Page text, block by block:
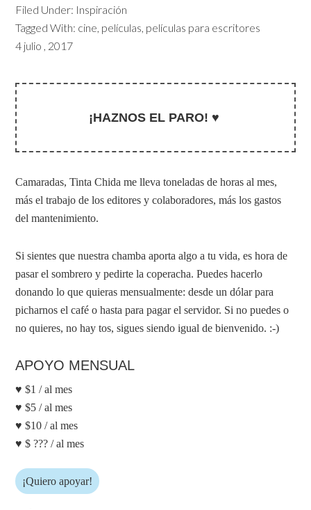
Filed Under: Inspiración
Tagged With: cine, películas, películas para escritores
4 julio , 2017
¡HAZNOS EL PARO! ♥
Camaradas, Tinta Chida me lleva toneladas de horas al mes,
más el trabajo de los editores y colaboradores, más los gastos
del mantenimiento.
Si sientes que nuestra chamba aporta algo a tu vida, es hora de
pasar el sombrero y pedirte la coperacha. Puedes hacerlo
donando lo que quieras mensualmente: desde un dólar para
picharnos el café o hasta para pagar el servidor. Si no puedes o
no quieres, no hay tos, sigues siendo igual de bienvenido. :-)
APOYO MENSUAL
♥ $1 / al mes
♥ $5 / al mes
♥ $10 / al mes
♥ $ ??? / al mes
¡Quiero apoyar!